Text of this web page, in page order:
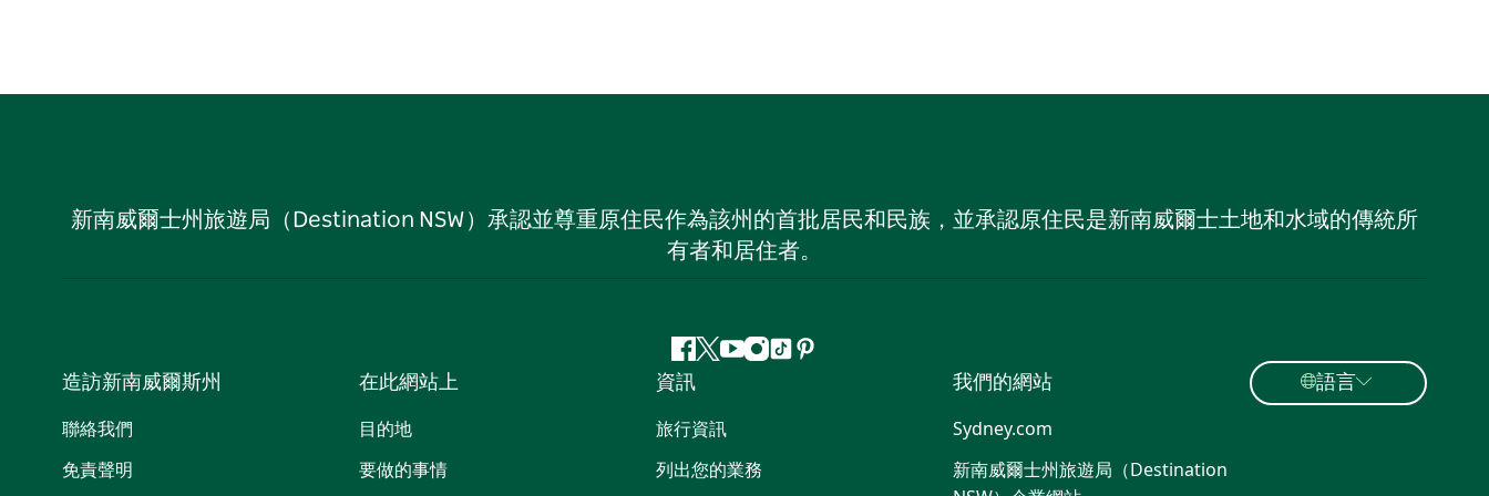
新南威爾士州旅遊局（Destination NSW）承認並尊重原住民作為該州的首批居民和民族，並承認原住民是新南威爾士土地和水域的傳統所
有者和居住者。
Facebook
嘰
喳
喳
Youtube
Instagram
抖 Pinterest
造訪新南威爾斯州
聯絡我們
免責聲明
在此網站上
目的地
要做的事情
資訊
旅行資訊
列出您的業務
我們的網站
Sydney.com
新南威爾士州旅遊局（Destination
語言